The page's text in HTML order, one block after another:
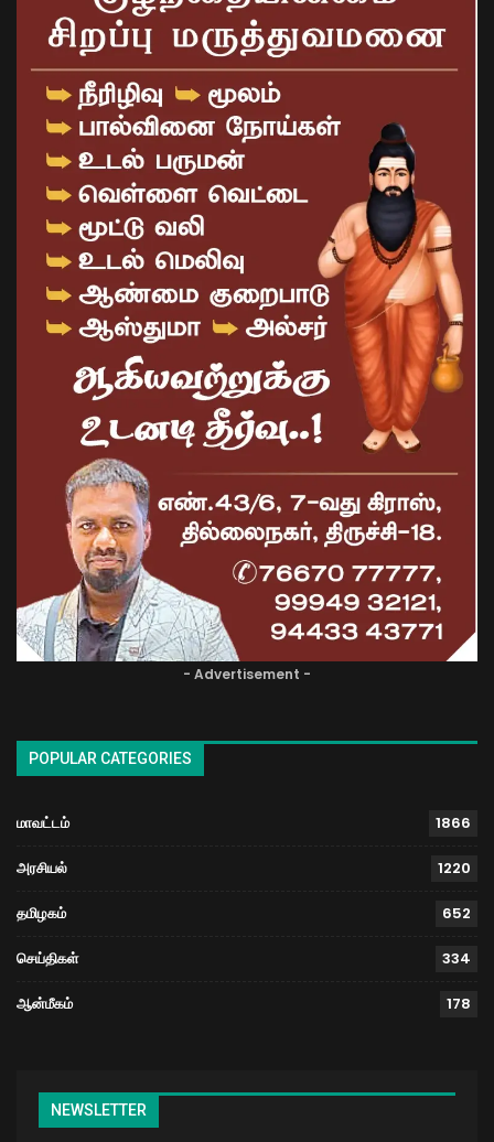
- Advertisement -
POPULAR CATEGORIES
மாவட்டம் 1866
அரசியல் 1220
தமிழகம் 652
செய்திகள் 334
ஆன்மீகம் 178
NEWSLETTER